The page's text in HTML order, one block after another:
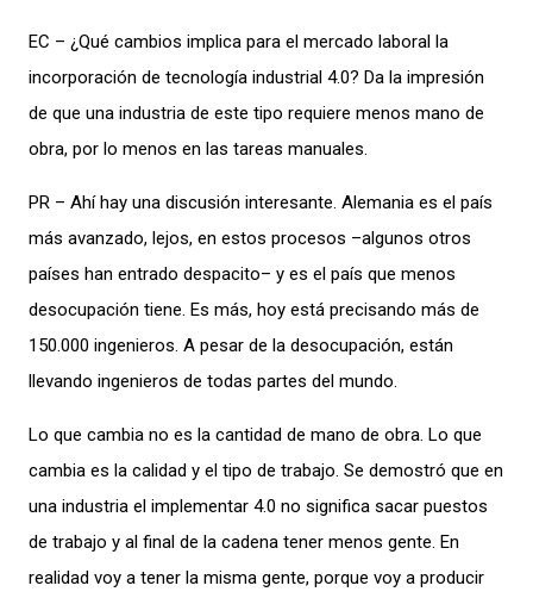
EC – ¿Qué cambios implica para el mercado laboral la
incorporación de tecnología industrial 4.0? Da la impresión
de que una industria de este tipo requiere menos mano de
obra, por lo menos en las tareas manuales.
PR – Ahí hay una discusión interesante. Alemania es el país
más avanzado, lejos, en estos procesos –algunos otros
países han entrado despacito– y es el país que menos
desocupación tiene. Es más, hoy está precisando más de
150.000 ingenieros. A pesar de la desocupación, están
llevando ingenieros de todas partes del mundo.
Lo que cambia no es la cantidad de mano de obra. Lo que
cambia es la calidad y el tipo de trabajo. Se demostró que en
una industria el implementar 4.0 no significa sacar puestos
de trabajo y al final de la cadena tener menos gente. En
realidad voy a tener la misma gente, porque voy a producir